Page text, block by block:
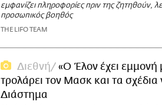
εμφανίζει πληροφορίες πριν της ζητηθούν,
προσωπικός βοηθός
THE LIFO TEAM
Διεθνή
«Ο Έλον έχει
τρολάρει τον Μασκ και τα
Διάστημα